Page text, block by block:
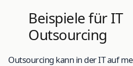
Beispiele für IT
Outsourcing
Outsourcing kann in der IT auf